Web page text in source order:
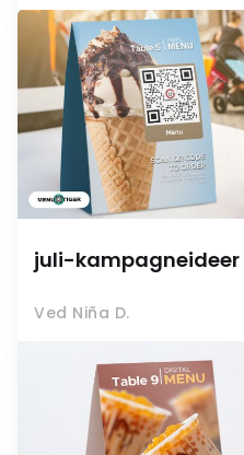
juli-
Ved Niña D.